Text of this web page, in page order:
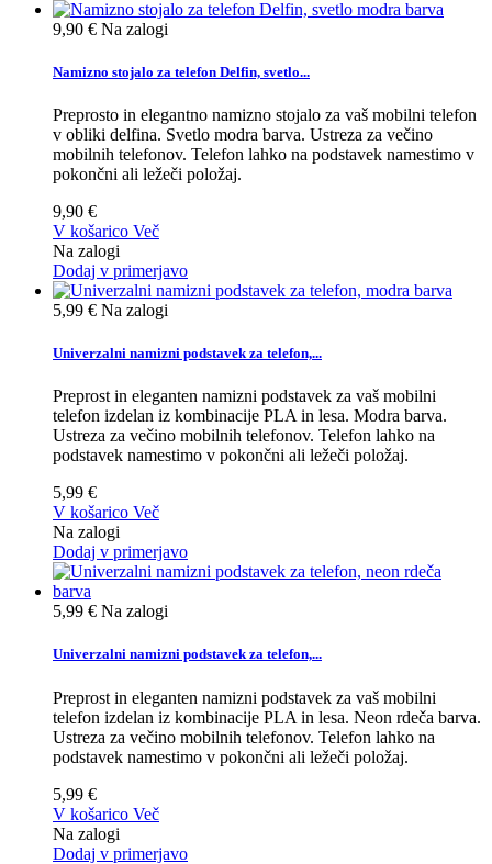
9,90 € Na zalogi
Namizno stojalo za telefon Delfin, svetlo...
Preprosto in elegantno namizno stojalo za vaš mobilni telefon
v obliki delfina. Svetlo modra barva. Ustreza za večino
mobilnih telefonov. Telefon lahko na podstavek namestimo v
pokončni ali ležeči položaj.
9,90 €
V košarico Več
Na zalogi
Dodaj v primerjavo
5,99 € Na zalogi
Univerzalni namizni podstavek za telefon,...
Preprost in eleganten namizni podstavek za vaš mobilni
telefon izdelan iz kombinacije PLA in lesa. Modra barva.
Ustreza za večino mobilnih telefonov. Telefon lahko na
podstavek namestimo v pokončni ali ležeči položaj.
5,99 €
V košarico Več
Na zalogi
Dodaj v primerjavo
5,99 € Na zalogi
Univerzalni namizni podstavek za telefon,...
Preprost in eleganten namizni podstavek za vaš mobilni
telefon izdelan iz kombinacije PLA in lesa. Neon rdeča barva.
Ustreza za večino mobilnih telefonov. Telefon lahko na
podstavek namestimo v pokončni ali ležeči položaj.
5,99 €
V košarico Več
Na zalogi
Dodaj v primerjavo